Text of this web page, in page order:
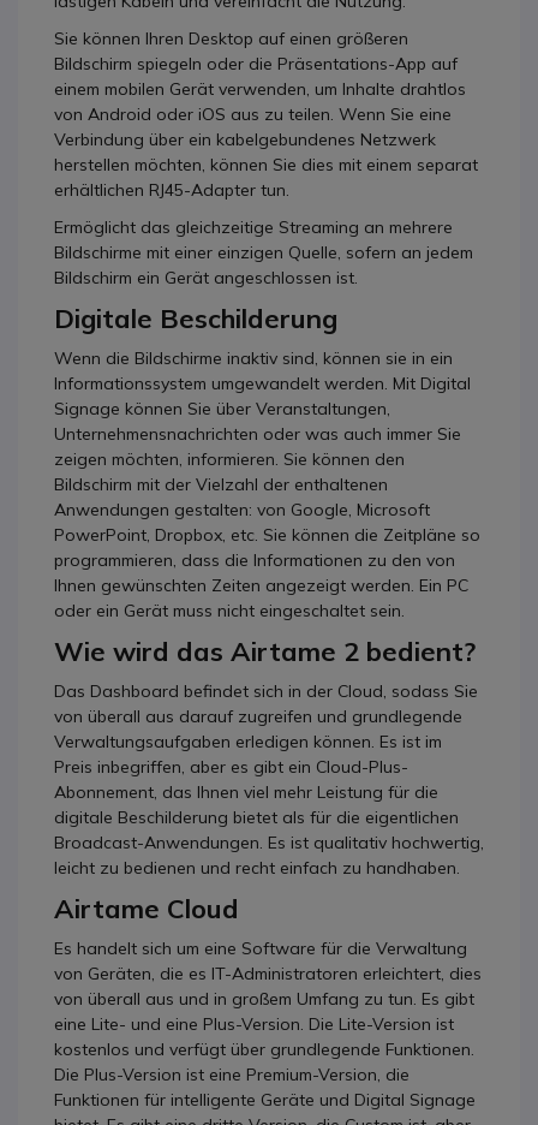
Sie können Ihren Desktop auf einen größeren
Bildschirm spiegeln oder die Präsentations-App auf
einem mobilen Gerät verwenden, um Inhalte drahtlos
von Android oder iOS aus zu teilen. Wenn Sie eine
Verbindung über ein kabelgebundenes Netzwerk
herstellen möchten, können Sie dies mit einem separat
erhältlichen RJ45-Adapter tun.
Ermöglicht das gleichzeitige Streaming an mehrere
Bildschirme mit einer einzigen Quelle, sofern an jedem
Bildschirm ein Gerät angeschlossen ist.
Digitale Beschilderung
Wenn die Bildschirme inaktiv sind, können sie in ein
Informationssystem umgewandelt werden. Mit Digital
Signage können Sie über Veranstaltungen,
Unternehmensnachrichten oder was auch immer Sie
zeigen möchten, informieren. Sie können den
Bildschirm mit der Vielzahl der enthaltenen
Anwendungen gestalten: von Google, Microsoft
PowerPoint, Dropbox, etc. Sie können die Zeitpläne so
programmieren, dass die Informationen zu den von
Ihnen gewünschten Zeiten angezeigt werden. Ein PC
oder ein Gerät muss nicht eingeschaltet sein.
Wie wird das Airtame 2 bedient?
Das Dashboard befindet sich in der Cloud, sodass Sie
von überall aus darauf zugreifen und grundlegende
Verwaltungsaufgaben erledigen können. Es ist im
Preis inbegriffen, aber es gibt ein Cloud-Plus-
Abonnement, das Ihnen viel mehr Leistung für die
digitale Beschilderung bietet als für die eigentlichen
Broadcast-Anwendungen. Es ist qualitativ hochwertig,
leicht zu bedienen und recht einfach zu handhaben.
Airtame Cloud
Es handelt sich um eine Software für die Verwaltung
von Geräten, die es IT-Administratoren erleichtert, dies
von überall aus und in großem Umfang zu tun. Es gibt
eine Lite- und eine Plus-Version. Die Lite-Version ist
kostenlos und verfügt über grundlegende Funktionen.
Die Plus-Version ist eine Premium-Version, die
Funktionen für intelligente Geräte und Digital Signage